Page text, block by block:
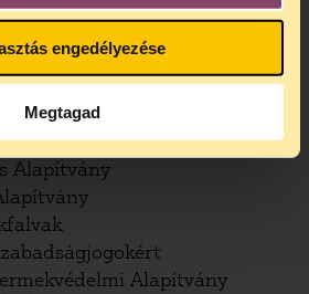
engedélyezése
Megtagad
Magyarország Alapítvány
Alapítvány
Alapítvány